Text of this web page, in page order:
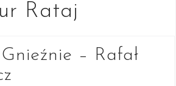
Rataj
– Rafał